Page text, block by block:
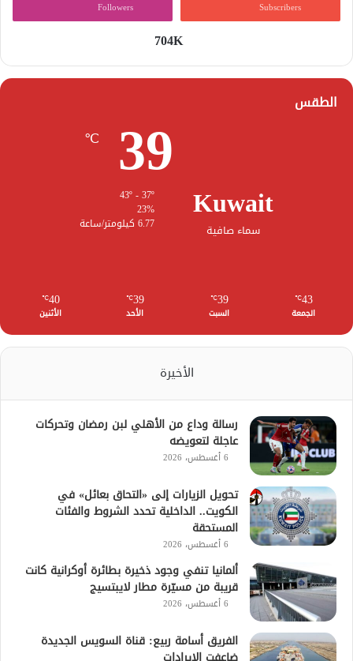
Subscribers
Followers
704K
الطقس
Kuwait
سماء صافية
39
℃
23%
6.77 كيلومتر/ساعة
43
℃
الجمعة
39
℃
السبت
39
℃
الأحد
40
℃
الأثنين
الأخيرة
رسالة وداع من الأهلي لبن رمضان وتحركات
عاجلة لتعويضه
6 أغسطس، 2026
تحويل الزيارات إلى «التحاق بعائل» في
الكويت.. الداخلية تحدد الشروط والفئات
المستحقة
6 أغسطس، 2026
ألمانيا تنفي وجود ذخيرة بطائرة أوكرانية كانت
قريبة من مسيّرة مطار لايبتسيج
6 أغسطس، 2026
الفريق أسامة ربيع: قناة السويس الجديدة